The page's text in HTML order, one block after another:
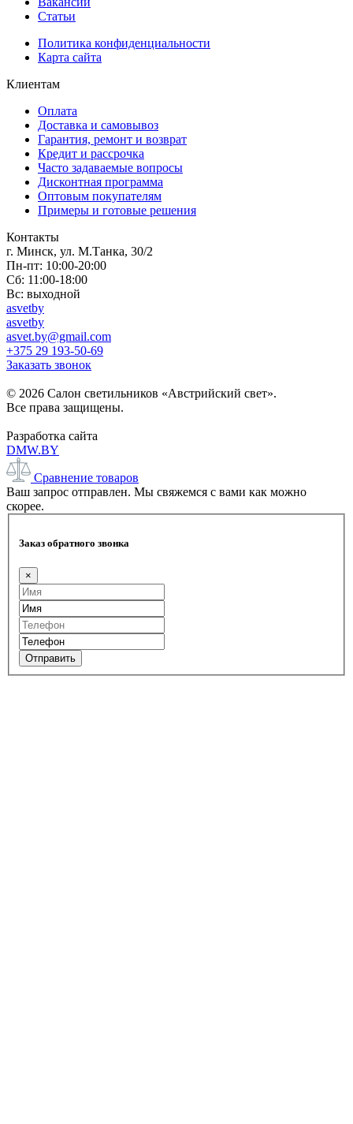
Статьи
Политика конфиденциальности
Карта сайта
Клиентам
Оплата
Доставка и самовывоз
Гарантия, ремонт и возврат
Кредит и рассрочка
Часто задаваемые вопросы
Дисконтная программа
Оптовым покупателям
Примеры и готовые решения
Контакты
г. Минск, ул. М.Танка, 30/2
Пн-пт: 10:00-20:00
Сб: 11:00-18:00
Вс: выходной
asvetby
asvetby
asvet.by@gmail.com
+375 29 193-50-69
Заказать звонок
© 2026 Салон светильников «Австрийский свет».
Все права защищены.
Разработка сайта
DMW.BY
Сравнение товаров
Ваш запрос отправлен. Мы свяжемся с вами как можно
скорее.
Заказ обратного звонка
×
Отправить